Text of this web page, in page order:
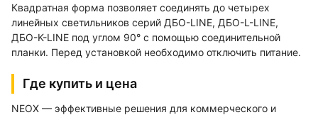
Квадратная форма позволяет соединять до четырех
линейных светильников серий ДБО-LINE, ДБО-L-LINE,
ДБО-K-LINE под углом 90° с помощью соединительной
планки. Перед установкой необходимо отключить питание.
Где купить и цена
NEOX — эффективные решения для коммерческого и